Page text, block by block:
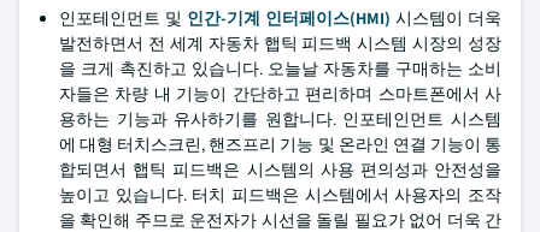
인포테인먼트 및 인간-기계 인터페이스(HMI) 시스템이 더욱
발전하면서 전 세계 자동차 햅틱 피드백 시스템 시장의 성장
을 크게 촉진하고 있습니다. 오늘날 자동차를 구매하는 소비
자들은 차량 내 기능이 간단하고 편리하며 스마트폰에서 사
용하는 기능과 유사하기를 원합니다. 인포테인먼트 시스템
에 대형 터치스크린, 핸즈프리 기능 및 온라인 연결 기능이 통
합되면서 햅틱 피드백은 시스템의 사용 편의성과 안전성을
높이고 있습니다. 터치 피드백은 시스템에서 사용자의 조작
을 확인해 주므로 운전자가 시선을 돌릴 필요가 없어 더욱 간